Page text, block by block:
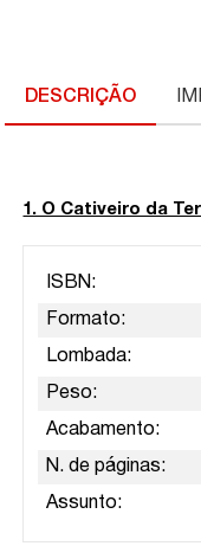
DESCRIÇÃO
1. O Cativeiro da
ISBN:
Formato:
Lombada:
Peso:
Acabamento:
N. de páginas:
Assunto: